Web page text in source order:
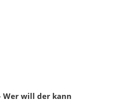
Wer will der kann